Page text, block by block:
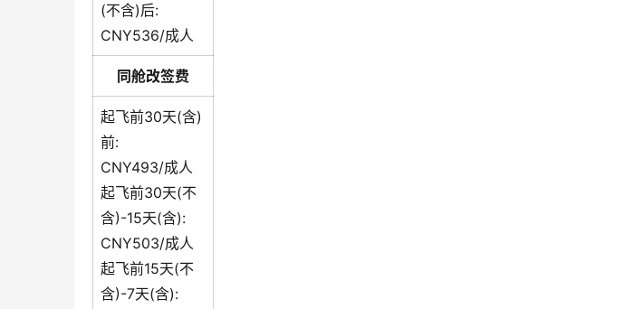
(不含)后:
CNY536/成人
同舱改签费
起飞前30天(含)
前:
CNY493/成人
起飞前30天(不
含)-15天(含):
CNY503/成人
起飞前15天(不
含)-7天(含):